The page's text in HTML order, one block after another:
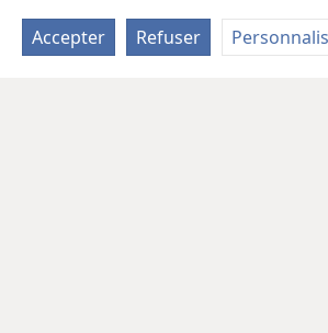
Accepter Refuser